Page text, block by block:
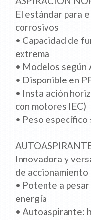
El estándar para
corrosivos
• Capacidad de
extrema
• Modelos según
• Disponible en
• Instalación
con motores IEC)
• Peso específico
Innovadora y
de accionamiento
• Potente a
energía
• Autoaspirante: